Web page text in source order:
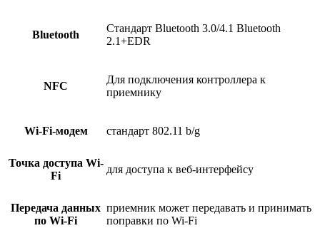
Bluetooth
Стандарт Bluetooth 3.0/4.1 Bluetooth
2.1+EDR
NFC
Для подключения контроллера к
приемнику
Wi-Fi-модем стандарт 802.11 b/g
Точка доступа Wi-
Fi
для доступа к веб-интерфейсу
Передача данных
по Wi-Fi
приемник может передавать и принимать
поправки по Wi-Fi